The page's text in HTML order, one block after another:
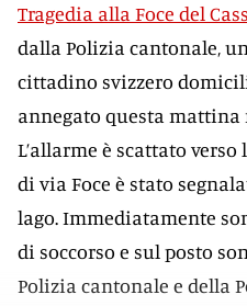
Tragedia alla Foce del
dalla Polizia cantonale,
cittadino svizzero
annegato questa mattina
L’allarme è scattato verso
di via Foce è stato
lago. Immediatamente
di soccorso e sul posto
Polizia cantonale e della